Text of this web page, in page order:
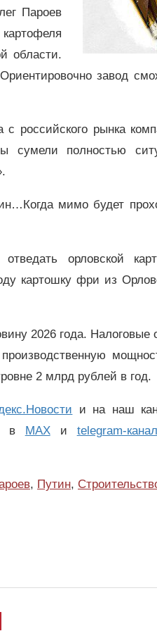
Пароев
области.
завод
российского рынка
сумели полностью
мимо будет
орловской
картошку фри из
2026 года. Налоговые
2 млрд рублей в год.
и на наш
в MAXи telegram-
, Путин,